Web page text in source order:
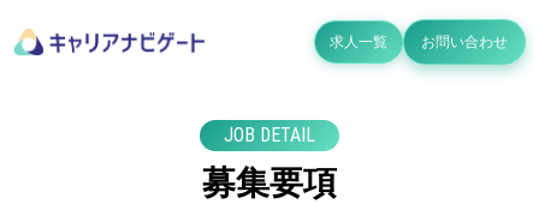
求人一覧 お問い合わせ
JOB DETAIL
募集要項